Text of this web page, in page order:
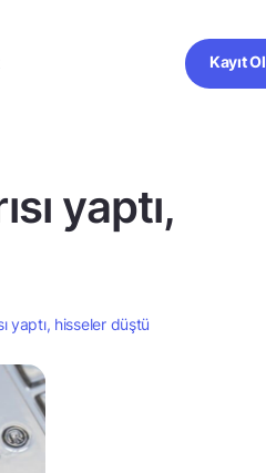
Kayıt Ol
yaptı,
yaptı, hisseler düştü